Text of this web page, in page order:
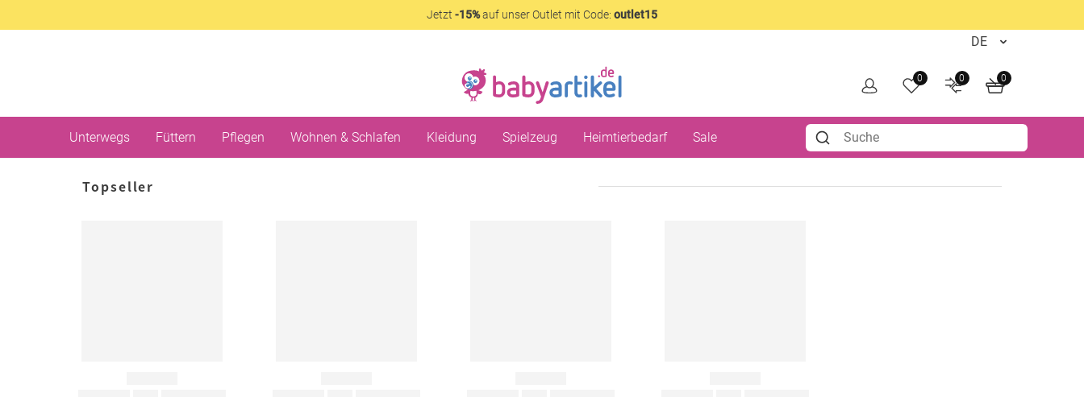
Jetzt -15%auf unser Outlet mit Code: outlet15
0 0 0
Unterwegs Füttern Pflegen Wohnen & Schlafen Kleidung Spielzeug Heimtierbedarf Sale
Topseller